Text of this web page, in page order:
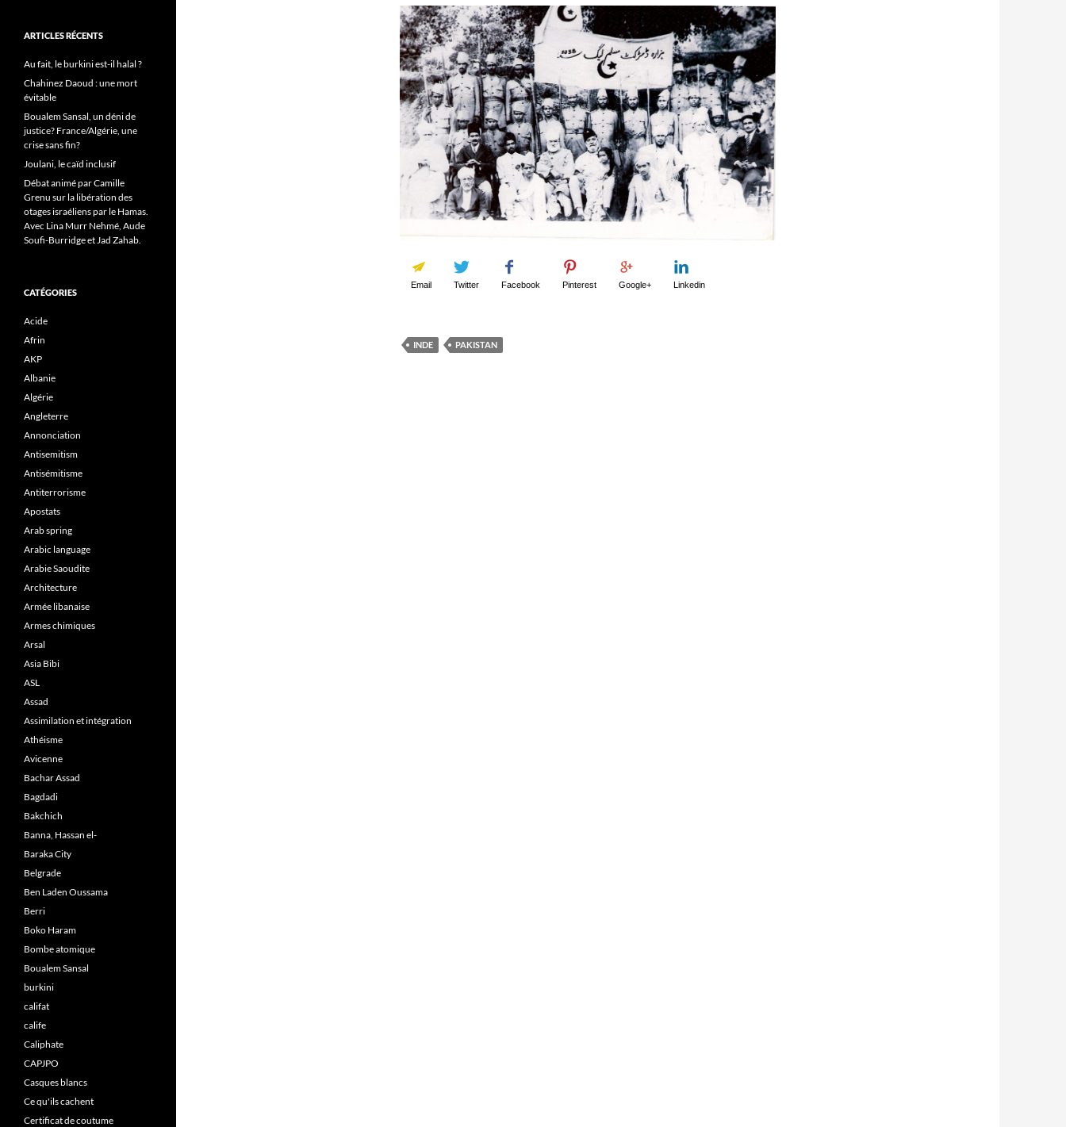
Email Twitter Facebook Pinterest Google+ Linkedin
INDE PAKISTAN
ARTICLES RÉCENTS
Au fait, le burkini est-il halal ?
Chahinez Daoud : une mort
évitable
Boualem Sansal, un déni de
justice? France/Algérie, une
crise sans fin?
Joulani, le caïd inclusif
Débat animé par Camille
Grenu sur la libération des
otages israéliens par le Hamas.
Avec Lina Murr Nehmé, Aude
Soufi-Burridge et Jad Zahab.
CATÉGORIES
Acide
Afrin
AKP
Albanie
Algérie
Angleterre
Annonciation
Antisemitism
Antisémitisme
Antiterrorisme
Apostats
Arab spring
Arabic language
Arabie Saoudite
Architecture
Armée libanaise
Armes chimiques
Arsal
Asia Bibi
ASL
Assad
Assimilation et intégration
Athéisme
Avicenne
Bachar Assad
Bagdadi
Bakchich
Banna, Hassan el-
Baraka City
Belgrade
Ben Laden Oussama
Berri
Boko Haram
Bombe atomique
Boualem Sansal
burkini
califat
calife
Caliphate
CAPJPO
Casques blancs
Ce qu'ils cachent
Certificat de coutume